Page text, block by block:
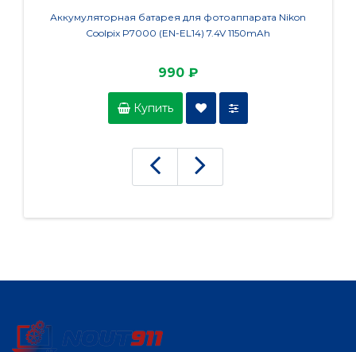
Аккумуляторная батарея для фотоаппарата Nikon
Coolpix P7000 (EN-EL14) 7.4V 1150mAh
990 ₽
Купить